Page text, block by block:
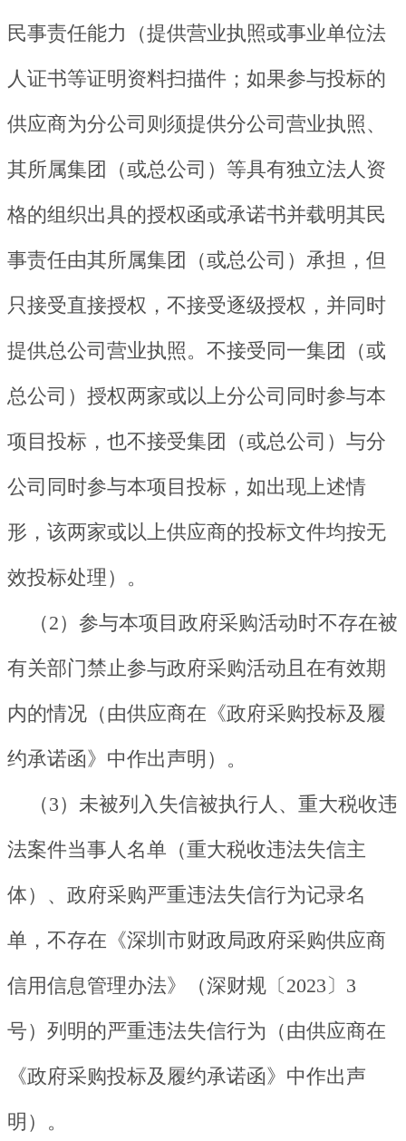
民事责任能力（提供营业执照或事业单位法
人证书等证明资料扫描件；如果参与投标的
供应商为分公司则须提供分公司营业执照、
其所属集团（或总公司）等具有独立法人资
格的组织出具的授权函或承诺书并载明其民
事责任由其所属集团（或总公司）承担，但
只接受直接授权，不接受逐级授权，并同时
提供总公司营业执照。不接受同一集团（或
总公司）授权两家或以上分公司同时参与本
项目投标，也不接受集团（或总公司）与分
公司同时参与本项目投标，如出现上述情
形，该两家或以上供应商的投标文件均按无
效投标处理）。
（2）参与本项目政府采购活动时不存在被
有关部门禁止参与政府采购活动且在有效期
内的情况（由供应商在《政府采购投标及履
约承诺函》中作出声明）。
（3）未被列入失信被执行人、重大税收违
法案件当事人名单（重大税收违法失信主
体）、政府采购严重违法失信行为记录名
单，不存在《深圳市财政局政府采购供应商
信用信息管理办法》（深财规〔2023〕3
号）列明的严重违法失信行为（由供应商在
《政府采购投标及履约承诺函》中作出声
明）。